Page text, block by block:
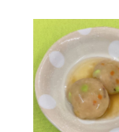
全学栄
全学栄
全学栄